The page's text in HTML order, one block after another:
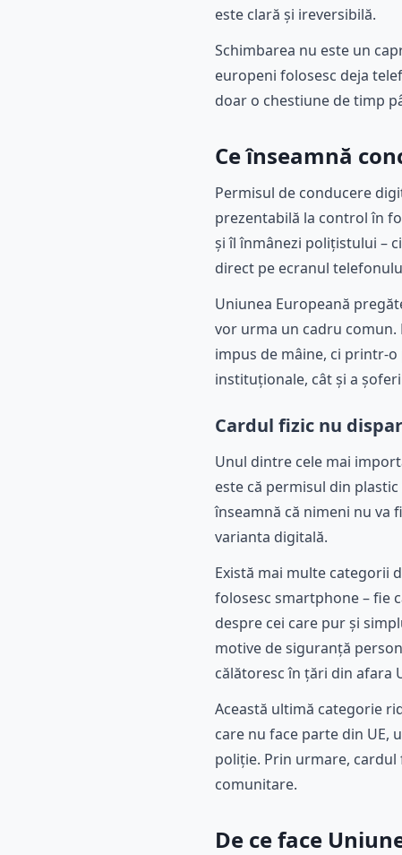
este clară și ireversibilă.
Schimbarea nu este un
europeni folosesc deja
doar o chestiune de timp
Ce înseamnă
Permisul de conducere
prezentabilă la control în
și îl înmânezi polițistului –
direct pe ecranul
Uniunea Europeană
vor urma un cadru
impus de mâine, ci printr-
instituționale, cât și a
Cardul fizic nu
Unul dintre cele mai
este că permisul din
înseamnă că nimeni nu va
varianta digitală.
Există mai multe categorii
folosesc smartphone – fie
despre cei care pur și
motive de siguranță
călătoresc în țări din afara
Această ultimă categorie
care nu face parte din UE,
poliție. Prin urmare,
comunitare.
De ce face